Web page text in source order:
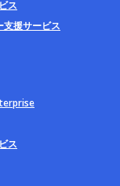
ス
支援サービス
ス